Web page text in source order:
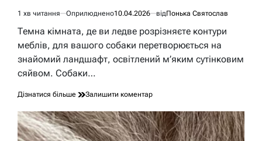
Орієнтовний
час
1 хв читання Оприлюднено10.04.2026 відПонька Святослав
Темна кімната, де ви ледве розрізняєте контури
меблів, для вашого собаки перетворюється на
знайомий ландшафт, освітлений м’яким сутінковим
сяйвом. Собаки…
Дізнатися більше Залишити коментардо
бачать
собаки
в